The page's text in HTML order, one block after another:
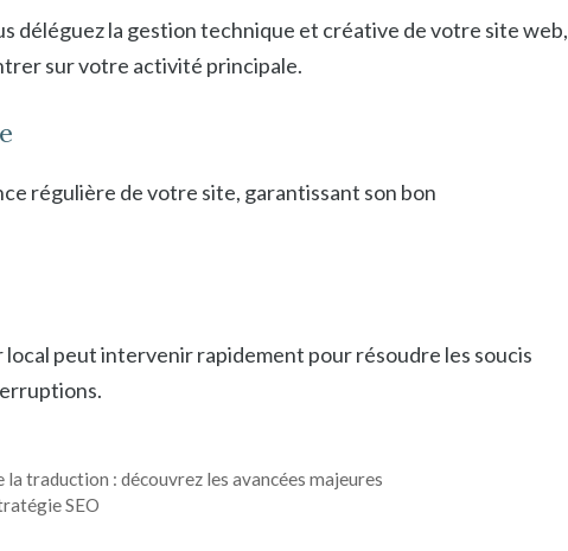
déléguez la gestion technique et créative de votre site web,
sur votre activité principale.
régulière de votre site, garantissant son bon
local peut intervenir rapidement pour résoudre les soucis
traduction : découvrez les avancées majeures
SEO